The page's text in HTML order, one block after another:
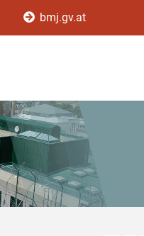
bmj.gv.at